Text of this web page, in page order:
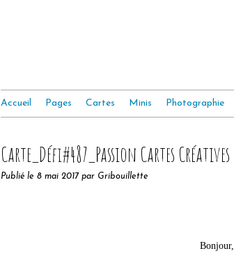
Accueil Pages Cartes Minis Photographie
Carte_Défi#487_Passion Cartes Créatives
Publié le 8 mai 2017 par Gribouillette
Bonjour,